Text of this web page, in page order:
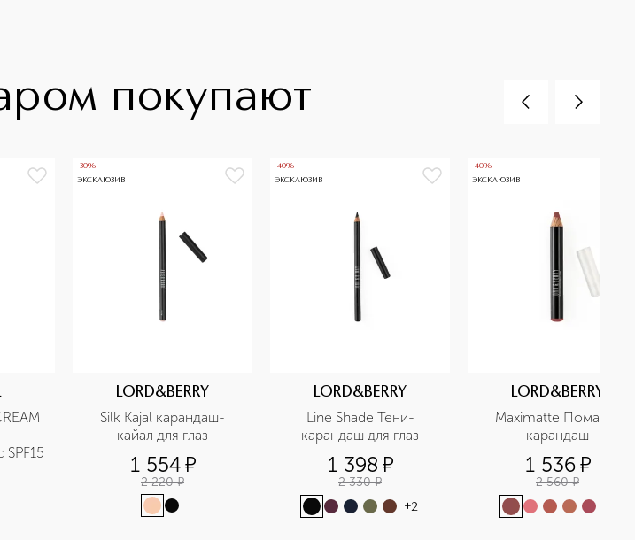
покупают
-30%
ЭКСКЛЮЗИВ
LORD&BERRY
Silk Kajal карандаш-
кайал для глаз
1 554¤
2 220 ¤
-40%
ЭКСКЛЮЗИВ
LORD&BERRY
Line Shade Тени-
карандаш для глаз
1 398 ¤
2 330 ¤
+2
-40%
ЭКСКЛЮЗИВ
LORD&BERRY
Maximatte Помада-
карандаш
1 536¤
2 560 ¤